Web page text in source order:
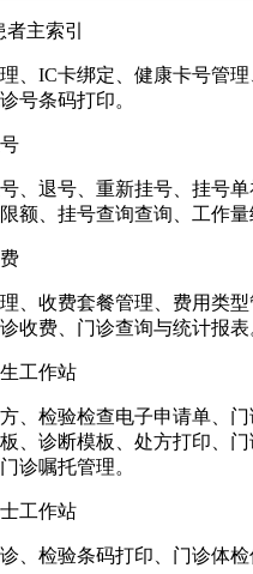
主索引
、IC卡绑定、健康卡号管
号条码打印。
、退号、重新挂号、挂号单
额、挂号查询查询、工作量
、收费套餐管理、费用类
收费、门诊查询与统计报表
工作站
、检验检查电子申请单、
、诊断模板、处方打印、
诊嘱托管理。
工作站
、检验条码打印、门诊体检